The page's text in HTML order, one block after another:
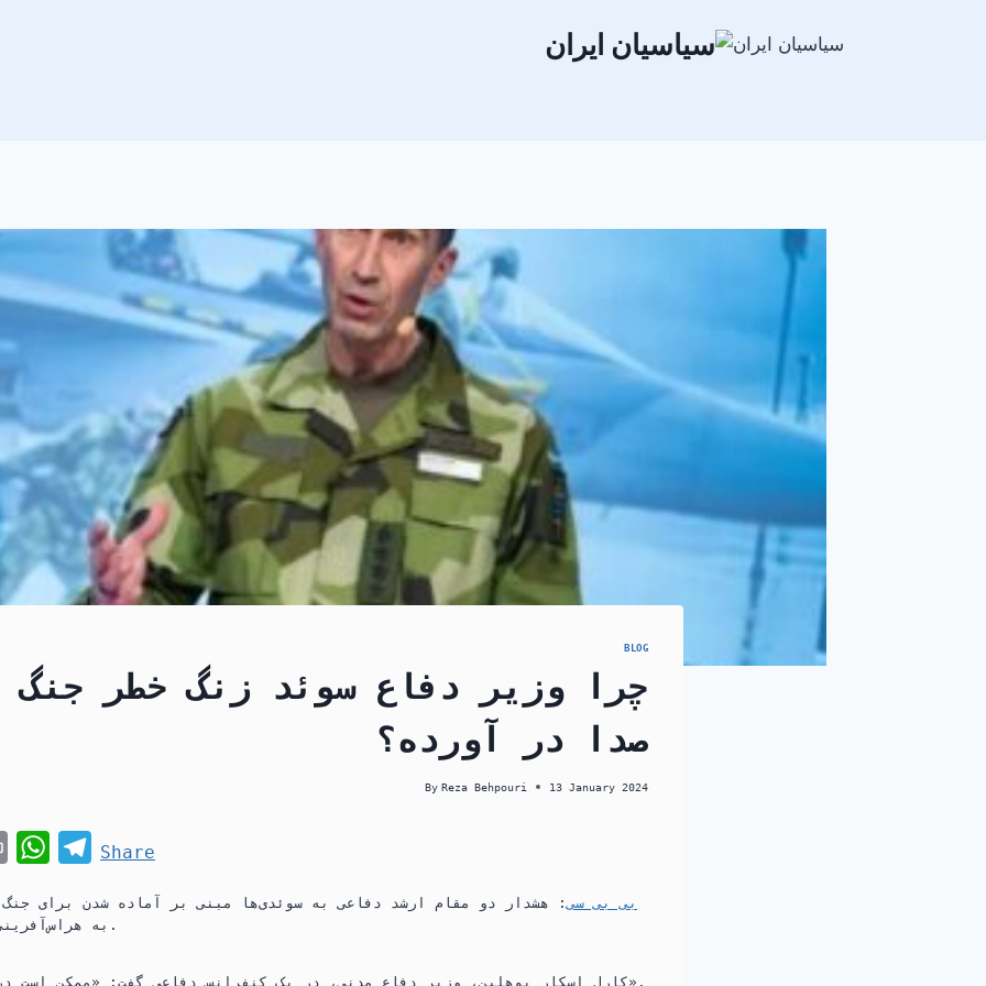
سیاسیان ایران
BLOG
چرا وزیر دفاع سوئد زنگ خطر جنگ
صدا در آورده؟
By Reza Behpouri 13 January 2024
i
t
a
s
T
l
g
Share
بی بی سی: هشدار دو مقام ارشد دفاعی به سوئدی‌ها مبنی بر آماده شدن برای
به هراس‌آفرینی را برانگیخته است.
کارل اسکار بوهلین، وزیر دفاع مدنی، در یک کنفرانس دفاعی گفت: «ممکن است در سوئد جنگی رخ دهد».